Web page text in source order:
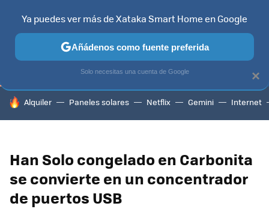
TELEVISORES CONTENIDOS SMART TV SELECCIÓN
HOY SE HABLA DE
Alquiler Paneles solares Netflix Gemini Internet
Han Solo congelado en Carbonita
se convierte en un concentrador
de puertos USB
×
Ya puedes ver más de Xataka Smart Home en Google
Añádenos como fuente preferida
Solo necesitas una cuenta de Google